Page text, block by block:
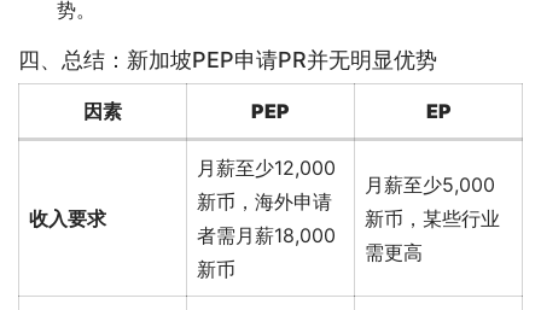
势。
四、总结：新加坡PEP申请PR并无明显优势
因素 PEP EP
收入要求
月薪至少12,000
新币，海外申请
者需月薪18,000
新币
月薪至少5,000
新币，某些行业
需更高